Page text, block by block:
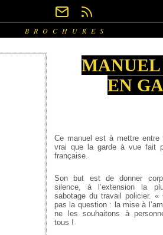
BROCHURES
MANUEL
EN
Ce manuel est à mettre
vrai que la garde à vue fait
française.
Son but est de donner
silence, à l’extension la
sabotage du travail policier. «
pas la question : la mise à
ne les souhaitons à
tous !